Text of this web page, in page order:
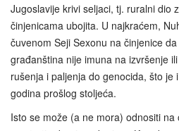
Jugoslavije krivi seljaci, tj. ruralni dio
činjenicama ubojita. U najkraćem,
čuvenom Seji Sexonu na činjenice
građanština nije imuna na izvršenje
rušenja i paljenja do genocida, što je
godina prošlog stoljeća.
Isto se može (a ne mora) odnositi